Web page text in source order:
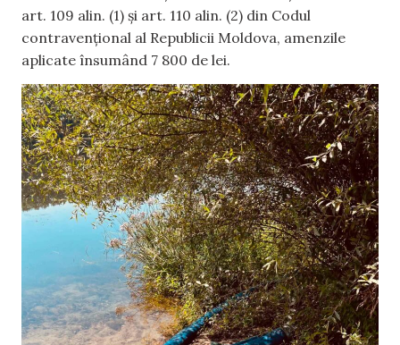
art. 109 alin. (1) și art. 110 alin. (2) din Codul
contravențional al Republicii Moldova, amenzile
aplicate însumând 7 800 de lei.